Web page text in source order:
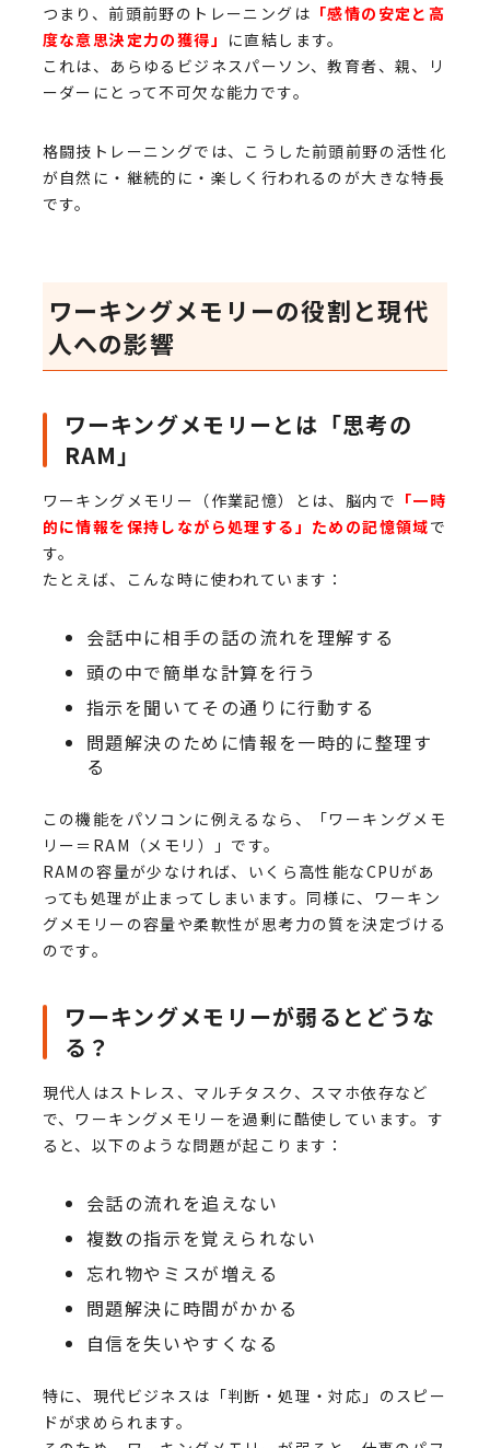
つまり、前頭前野のトレーニングは 「感情の安定と高
度な意思決定力の獲得」 に直結します。
これは、あらゆるビジネスパーソン、教育者、親、リ
ーダーにとって不可欠な能力です。
格闘技トレーニングでは、こうした前頭前野の活性化
が自然に・継続的に・楽しく行われるのが大きな特長
です。
ワーキングメモリーの役割と現代
人への影響
ワーキングメモリーとは「思考の
RAM」
ワーキングメモリー（作業記憶）とは、脳内で 「一時
的に情報を保持しながら処理する」ための記憶領域で
す。
たとえば、こんな時に使われています：
会話中に相手の話の流れを理解する
頭の中で簡単な計算を行う
指示を聞いてその通りに行動する
問題解決のために情報を一時的に整理す
る
この機能をパソコンに例えるなら、「ワーキングメモ
リー＝RAM（メモリ）」です。
RAMの容量が少なければ、いくら高性能なCPUがあ
っても処理が止まってしまいます。同様に、ワーキン
グメモリーの容量や柔軟性が思考力の質を決定づける
のです。
ワーキングメモリーが弱るとどうな
る？
現代人はストレス、マルチタスク、スマホ依存など
で、ワーキングメモリーを過剰に酷使しています。す
ると、以下のような問題が起こります：
会話の流れを追えない
複数の指示を覚えられない
忘れ物やミスが増える
問題解決に時間がかかる
自信を失いやすくなる
特に、現代ビジネスは「判断・処理・対応」のスピー
ドが求められます。